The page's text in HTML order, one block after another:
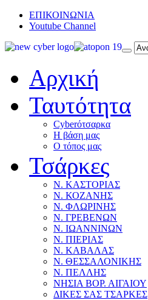
ΕΠΙΚΟΙΝΩΝΙΑ
Youtube Channel
Αρχική
Ταυτότητα
Cyberότσαρκα
Η βάση μας
Ο τόπος μας
Τσάρκες
Ν. ΚΑΣΤΟΡΙΑΣ
Ν. ΚΟΖΑΝΗΣ
Ν. ΦΛΩΡΙΝΗΣ
Ν. ΓΡΕΒΕΝΩΝ
Ν. ΙΩΑΝΝΙΝΩΝ
Ν. ΠΙΕΡΙΑΣ
Ν. ΚΑΒΑΛΑΣ
Ν. ΘΕΣΣΑΛΟΝΙΚΗΣ
Ν. ΠΕΛΛΗΣ
ΝΗΣΙΑ ΒΟΡ. ΑΙΓΑΙΟΥ
ΔΙΚΕΣ ΣΑΣ ΤΣΑΡΚΕΣ